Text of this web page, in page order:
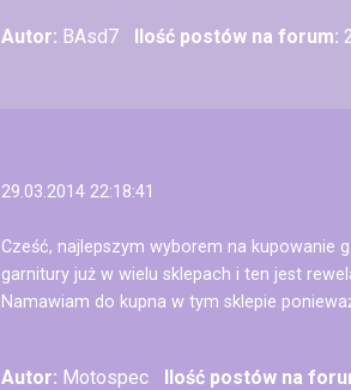
Autor: BAsd7 Ilość postów na forum:
29.03.2014 22:18:41
Cześć, najlepszym wyborem na kupowanie
garnitury już w wielu sklepach i ten jest
Namawiam do kupna w tym sklepie
Autor: Motospec Ilość postów na